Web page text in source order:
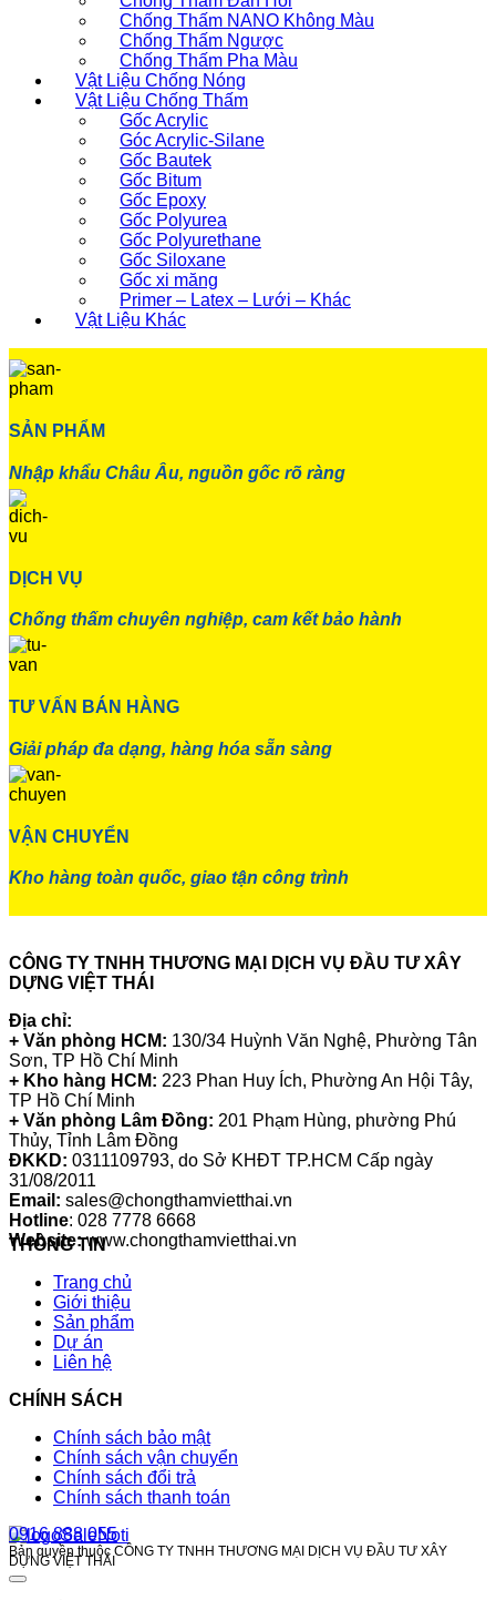
Chống Thấm NANO Không Màu
Chống Thấm Ngược
Chống Thấm Pha Màu
Vật Liệu Chống Nóng
Vật Liệu Chống Thấm
Gốc Acrylic
Góc Acrylic-Silane
Gốc Bautek
Gốc Bitum
Gốc Epoxy
Gốc Polyurea
Gốc Polyurethane
Gốc Siloxane
Gốc xi măng
Primer – Latex – Lưới – Khác
Vật Liệu Khác
SẢN PHẨM
Nhập khẩu Châu Âu, nguồn gốc rõ ràng
DỊCH VỤ
Chống thấm chuyên nghiệp, cam kết bảo hành
TƯ VẤN BÁN HÀNG
Giải pháp đa dạng, hàng hóa sẵn sàng
VẬN CHUYỂN
Kho hàng toàn quốc, giao tận công trình
CÔNG TY TNHH THƯƠNG MẠI DỊCH VỤ ĐẦU TƯ XÂY
DỰNG VIỆT THÁI
Địa chỉ:
+ Văn phòng HCM: 130/34 Huỳnh Văn Nghệ, Phường Tân
Sơn, TP Hồ Chí Minh
+ Kho hàng HCM: 223 Phan Huy Ích, Phường An Hội Tây,
TP Hồ Chí Minh
+ Văn phòng Lâm Đồng: 201 Phạm Hùng, phường Phú
Thủy, Tỉnh Lâm Đồng
ĐKKD: 0311109793, do Sở KHĐT TP.HCM Cấp ngày
31/08/2011
Email: sales@chongthamvietthai.vn
Hotline: 028 7778 6668
Website:www.chongthamvietthai.vn
THÔNG TIN
Trang chủ
Giới thiệu
Sản phẩm
Dự án
Liên hệ
CHÍNH SÁCH
Chính sách bảo mật
Chính sách vận chuyển
Chính sách đổi trả
Chính sách thanh toán
0916 888 055
Bản quyền thuộc CÔNG TY TNHH THƯƠNG MẠI DỊCH VỤ ĐẦU TƯ XÂY
DỰNG VIỆT THÁI